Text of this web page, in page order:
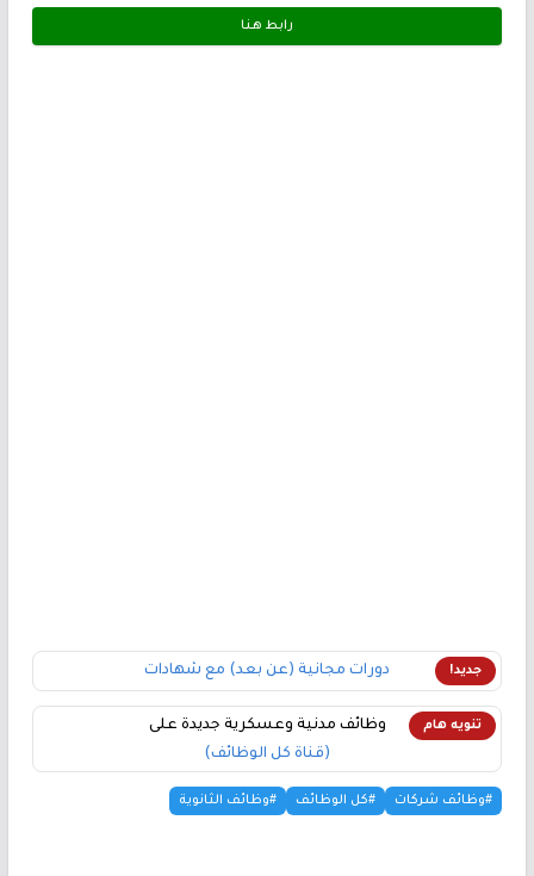
رابط هـنـا
جديد! دورات مجانية (عن بعد) مع شهادات
تنويه هام
وظائف مدنية وعسكرية جديدة على
(قناة كل الوظائف)
#وظائف شركات #كل الوظائف #وظائف الثانوية